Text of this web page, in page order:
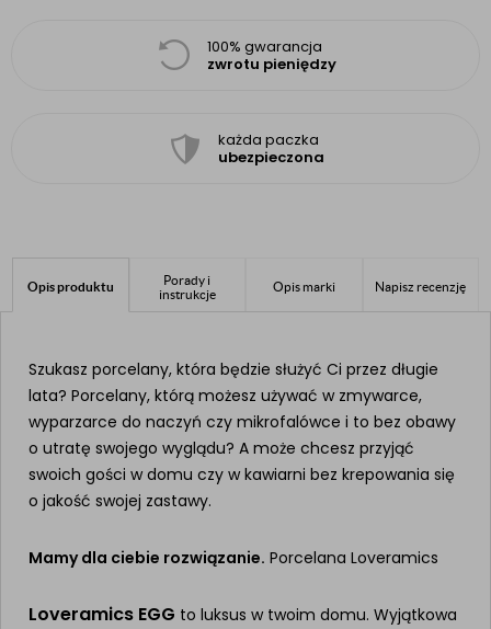
100% gwarancja
zwrotu pieniędzy
każda paczka
ubezpieczona
Opis produktu
Porady i
instrukcje
Opis marki Napisz recenzję
Szukasz porcelany, która będzie służyć Ci przez długie
lata? Porcelany, którą możesz używać w zmywarce,
wyparzarce do naczyń czy mikrofalówce i to bez obawy
o utratę swojego wyglądu? A może chcesz przyjąć
swoich gości w domu czy w kawiarni bez krepowania się
o jakość swojej zastawy.
Mamy dla ciebie rozwiązanie. Porcelana Loveramics
Loveramics EGG to luksus w twoim domu. Wyjątkowa